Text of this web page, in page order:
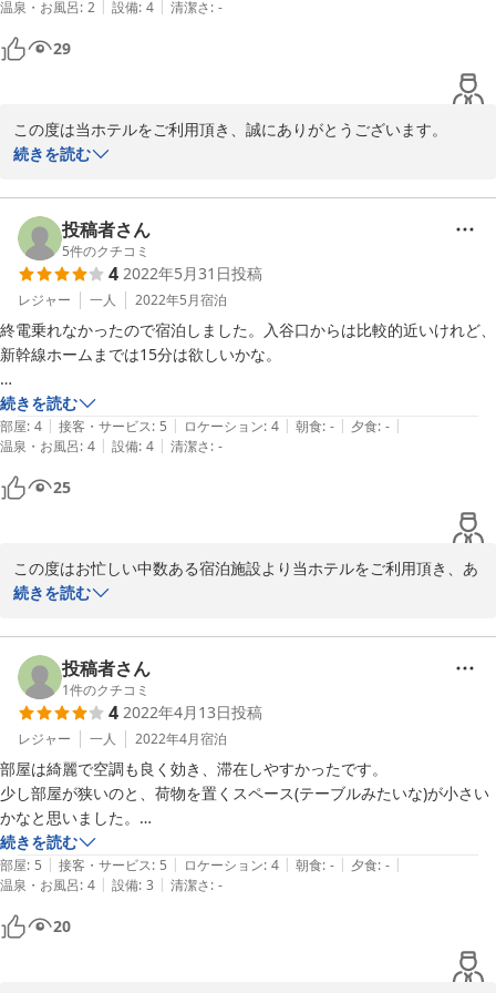
はずありません。他の宿泊者様に不安を与えないよう、早急に修繕お願
いします。
温泉・お風呂: 2 | 設備: 4 | 清潔さ: -
29
この度は当ホテルをご利用頂き、誠にありがとうございます。
浴室お客さまにはご不便とご心配をおかけしてしまい大変申し訳ご
清掃スタッフと改めて連絡を密に行い、お客様へ快適にお過ごしい
ただけます様、努めてまいります。
重ねて、この度は誠に申し訳ございませんでした。
口コミご投稿頂きありがとうございました。
お客様のまたのご利用、心よりお待ちしております。
ホテルリブマックス上野駅前　宿泊課
2022-09-06
続きを読む
投稿者さん
5件のクチコミ
4 2022年5月31日投稿
レジャー 一人 2022年5月宿泊
終電乗れなかったので宿泊しました。入谷口からは比較的近いけれど、
新幹線ホームまでは15分は欲しいかな。
コンビニ近いし、部屋に電子レンジあるのはうれしい。
系列ほぼそうだと思うけど、テレビが壁掛けなので仕事用には使えな
い。
続きを読む
部屋: 4 | 接客・サービス: 5 | ロケーション: 4 | 朝食: - | 夕食: - |
温泉・お風呂: 4 | 設備: 4 | 清潔さ: -
25
この度はお忙しい中数ある宿泊施設より当ホテルをご利用頂き、あ
りがとうございます。
お客様のまたのご利用、心よりお待ちしております。
ホテルリブマックス上野駅前　宿泊課
2022-09-06
続きを読む
投稿者さん
1件のクチコミ
4 2022年4月13日投稿
レジャー 一人 2022年4月宿泊
部屋は綺麗で空調も良く効き、滞在しやすかったです。
少し部屋が狭いのと、荷物を置くスペース(テーブルみたいな)が小さい
かなと思いました。
総合的には静かで係の方の対応も良く、また、利用したいなと思いまし
た。
続きを読む
部屋: 5 | 接客・サービス: 5 | ロケーション: 4 | 朝食: - | 夕食: - |
温泉・お風呂: 4 | 設備: 3 | 清潔さ: -
20